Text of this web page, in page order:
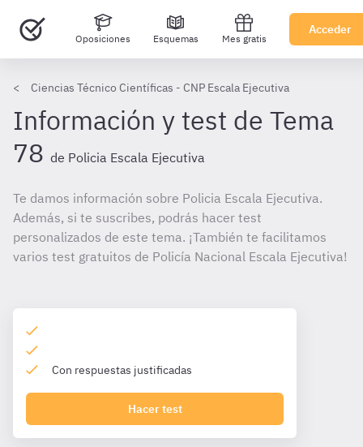
Oposiciones Esquemas Mes gratis
Acceder
Ciencias Técnico Científicas - CNP Escala Ejecutiva
Información y test de Tema
78 de Policia Escala Ejecutiva
Te damos información sobre Policia Escala Ejecutiva.
Además, si te suscribes, podrás hacer test
personalizados de este tema. ¡También te facilitamos
varios test gratuitos de Policía Nacional Escala Ejecutiva!
Con respuestas justificadas
Hacer test